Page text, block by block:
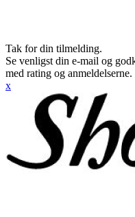
Tak for din tilmelding.
Se venligst din e-mail og
med rating og anmeldelserne.
x